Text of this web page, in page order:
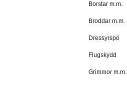
Borstar m.m.
Broddar m.m.
Dressyrspö
Flugskydd
Grimmor m.m.